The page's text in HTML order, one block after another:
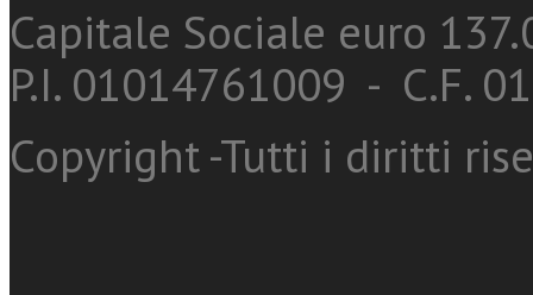
Capitale Sociale euro
P.I. 01014761009 - C.F.
Copyright -Tutti i diritti